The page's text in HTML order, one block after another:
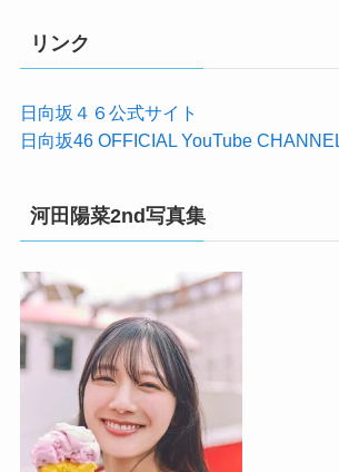
リンク
日向坂４６公式サイト
日向坂46 OFFICIAL YouTube CHANNEL
河田陽菜2nd写真集